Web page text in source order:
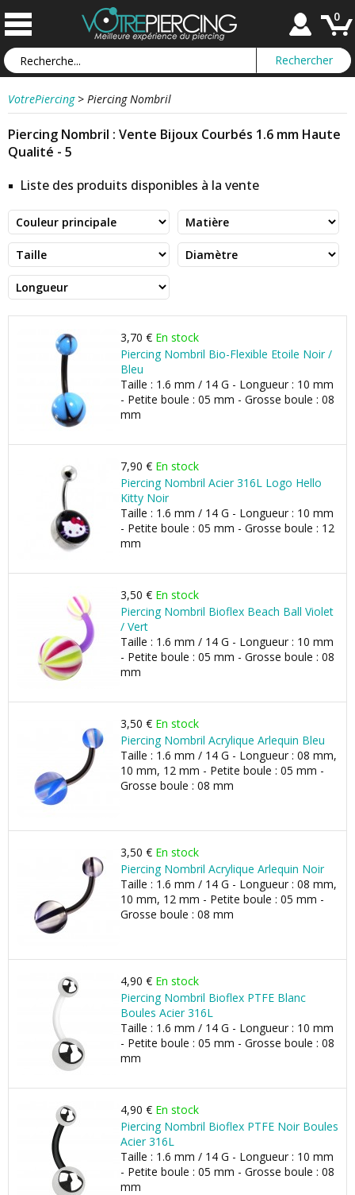
0
VotrePiercing > Piercing Nombril
Piercing Nombril : Vente Bijoux Courbés 1.6 mm Haute
Qualité - 5
Liste des produits disponibles à la vente
3,70 € En stock
Piercing Nombril Bio-Flexible Etoile Noir /
Bleu
Taille : 1.6 mm / 14 G - Longueur : 10 mm
- Petite boule : 05 mm - Grosse boule : 08
mm
7,90 € En stock
Piercing Nombril Acier 316L Logo Hello
Kitty Noir
Taille : 1.6 mm / 14 G - Longueur : 10 mm
- Petite boule : 05 mm - Grosse boule : 12
mm
3,50 € En stock
Piercing Nombril Bioflex Beach Ball Violet
/ Vert
Taille : 1.6 mm / 14 G - Longueur : 10 mm
- Petite boule : 05 mm - Grosse boule : 08
mm
3,50 € En stock
Piercing Nombril Acrylique Arlequin Bleu
Taille : 1.6 mm / 14 G - Longueur : 08 mm,
10 mm, 12 mm - Petite boule : 05 mm -
Grosse boule : 08 mm
3,50 € En stock
Piercing Nombril Acrylique Arlequin Noir
Taille : 1.6 mm / 14 G - Longueur : 08 mm,
10 mm, 12 mm - Petite boule : 05 mm -
Grosse boule : 08 mm
4,90 € En stock
Piercing Nombril Bioflex PTFE Blanc
Boules Acier 316L
Taille : 1.6 mm / 14 G - Longueur : 10 mm
- Petite boule : 05 mm - Grosse boule : 08
mm
4,90 € En stock
Piercing Nombril Bioflex PTFE Noir Boules
Acier 316L
Taille : 1.6 mm / 14 G - Longueur : 10 mm
- Petite boule : 05 mm - Grosse boule : 08
mm